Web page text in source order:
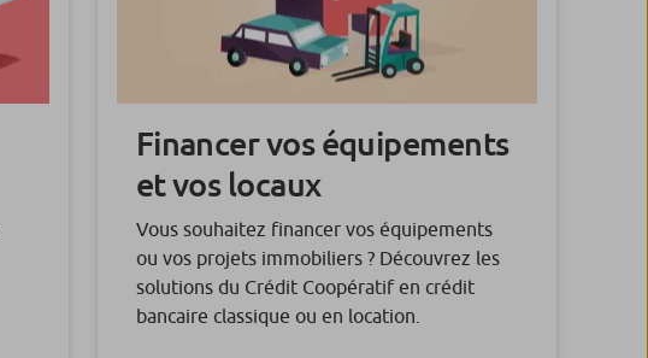
Financer vos équipements
et vos locaux
Vous souhaitez financer vos équipements
ou vos projets immobiliers ? Découvrez les
solutions du Crédit Coopératif en crédit
bancaire classique ou en location.